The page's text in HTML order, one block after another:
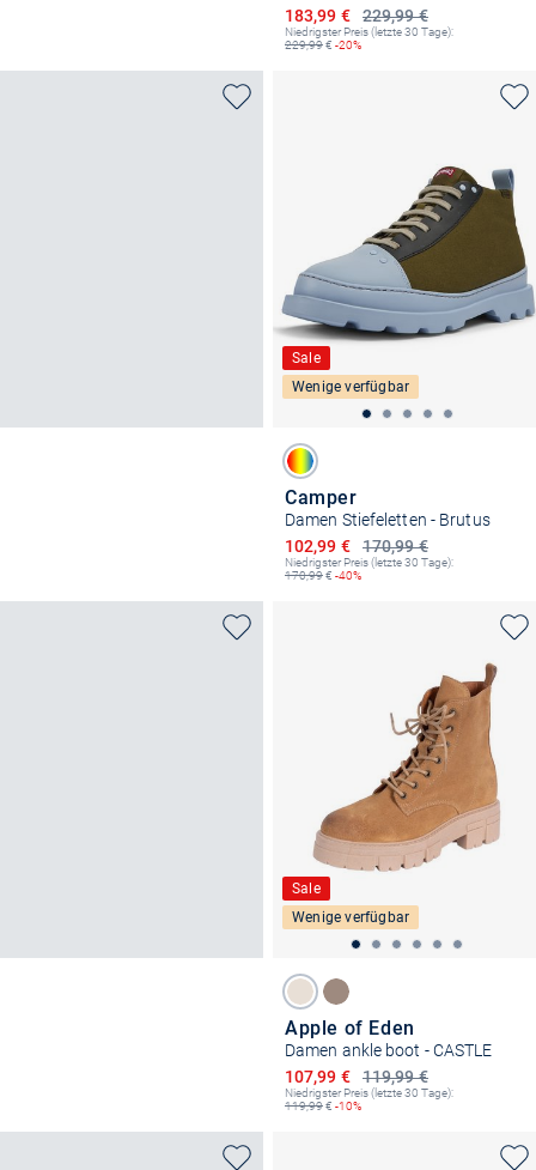
229,99 €
Ermäßigter Preis
183,99 €
Niedrigster Preis (letzte 30 Tage):
229,99€ -20%
Sale
Wenige verfügbar
Camper
Damen Stiefeletten - Brutus
170,99 €
Ermäßigter Preis
102,99 €
Niedrigster Preis (letzte 30 Tage):
170,99€ -40%
Sale
Wenige verfügbar
Apple of Eden
Damen ankle boot - CASTLE
119,99 €
Ermäßigter Preis
107,99 €
Niedrigster Preis (letzte 30 Tage):
119,99€ -10%